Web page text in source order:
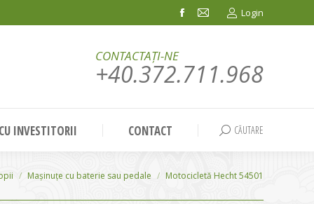
Facebook
in
window
Mail
in
window
Login
CONTACTAȚI-NE
+40.372.711.968
INVESTITORII CONTACT Search:
CĂUTARE
Mașinuțe cu baterie sau pedale Motocicletă Hecht 54501